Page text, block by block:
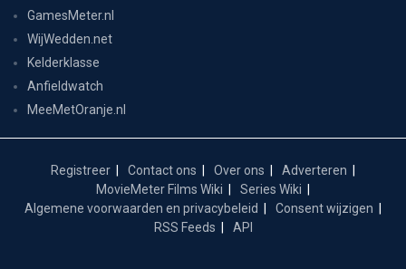
GamesMeter.nl
WijWedden.net
Kelderklasse
Anfieldwatch
MeeMetOranje.nl
Registreer Contact ons Over ons
Adverteren
MovieMeter Films Wiki
Series Wiki
Algemene voorwaarden en privacybeleid
Consent wijzigen
RSS Feeds
API